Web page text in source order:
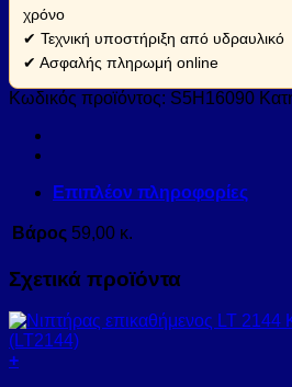
χρόνο
✔ Τεχνική υποστήριξη από υδραυλικό
✔ Ασφαλής πληρωμή online
Κωδικός προϊόντος: S5H16090
Επιπλέον πληροφορίες
Βάρος 59,00 κ.
Σχετικά προϊόντα
+